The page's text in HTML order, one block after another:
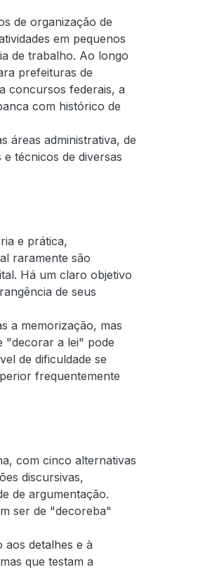
de organização de
em pequenos
de trabalho. Ao longo
prefeituras de
concursos federais, a
com histórico de
áreas administrativa, de
técnicos de diversas
e prática,
raramente são
Há um claro objetivo
de seus
a memorização, mas
"decorar a lei" pode
de dificuldade se
frequentemente
com cinco alternativas
discursivas,
de argumentação.
ser de "decoreba"
detalhes e à
que testam a